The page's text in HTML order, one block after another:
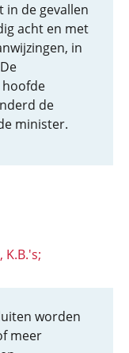
in de gevallen
acht en met
in
de
minister.
worden
meer